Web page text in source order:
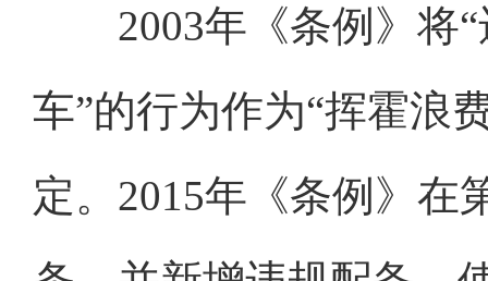
2003年《条例》将“
车”的行为作为“挥霍浪
定。2015年《条例》在